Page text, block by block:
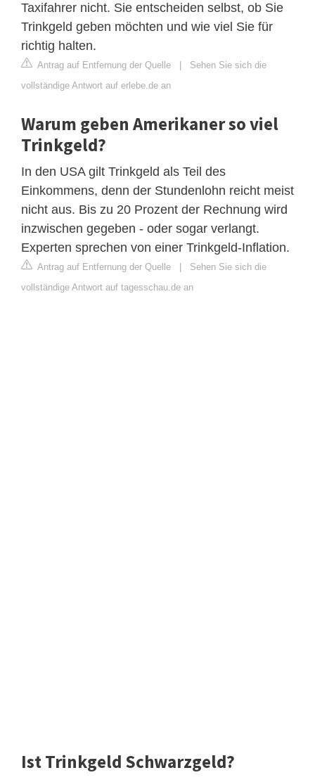
Taxifahrer nicht. Sie entscheiden selbst, ob Sie
Trinkgeld geben möchten und wie viel Sie für
richtig halten.
Antrag auf Entfernung der Quelle | Sehen Sie sich die
vollständige Antwort auf erlebe.de an
Warum geben Amerikaner so viel
Trinkgeld?
In den USA gilt Trinkgeld als Teil des
Einkommens, denn der Stundenlohn reicht meist
nicht aus. Bis zu 20 Prozent der Rechnung wird
inzwischen gegeben - oder sogar verlangt.
Experten sprechen von einer Trinkgeld-Inflation.
Antrag auf Entfernung der Quelle | Sehen Sie sich die
vollständige Antwort auf tagesschau.de an
Ist Trinkgeld Schwarzgeld?